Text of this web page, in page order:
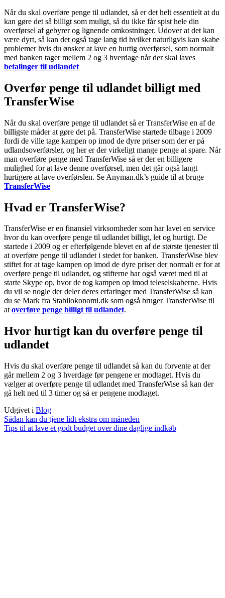
Når du skal overføre penge til udlandet, så er det helt essentielt at du
kan gøre det så billigt som muligt, så du ikke får spist hele din
overførsel af gebyrer og lignende omkostninger. Udover at det kan
være dyrt, så kan det også tage lang tid hvilket naturligvis kan skabe
problemer hvis du ønsker at lave en hurtig overførsel, som normalt
med banken tager mellem 2 og 3 hverdage når der skal laves
betalinger til udlandet
Overfør penge til udlandet billigt med
TransferWise
Når du skal overføre penge til udlandet så er TransferWise en af de
billigste måder at gøre det på. TransferWise startede tilbage i 2009
fordi de ville tage kampen op imod de dyre priser som der er på
udlandsoverførsler, og her er der virkeligt mange penge at spare. Når
man overføre penge med TransferWise så er der en billigere
mulighed for at lave denne overførsel, men det går også langt
hurtigere at lave overførslen. Se Anyman.dk’s guide til at bruge
TransferWise
Hvad er TransferWise?
TransferWise er en finansiel virksomheder som har lavet en service
hvor du kan overføre penge til udlandet billigt, let og hurtigt. De
startede i 2009 og er efterfølgende blevet en af de største tjenester til
at overføre penge til udlandet i stedet for banken. TransferWise blev
stiftet for at tage kampen op imod de dyre priser der normalt er for at
overføre penge til udlandet, og stifterne har også været med til at
starte Skype op, hvor de tog kampen op imod teleselskaberne. Hvis
du vil se nogle der deler deres erfaringer med TransferWise så kan
du se Mark fra Stabilokonomi.dk som også bruger TransferWise til
atoverføre penge billigt til udlandet.
Hvor hurtigt kan du overføre penge til
udlandet
Hvis du skal overføre penge til udlandet så kan du forvente at der
går mellem 2 og 3 hverdage før pengene er modtaget. Hvis du
vælger at overføre penge til udlandet med TransferWise så kan der
gå helt ned til 3 timer og så er pengene modtaget.
Udgivet i Blog
Indlægsnavigation
Sådan kan du tjene lidt ekstra om måneden
Tips til at lave et godt budget over dine daglige indkøb